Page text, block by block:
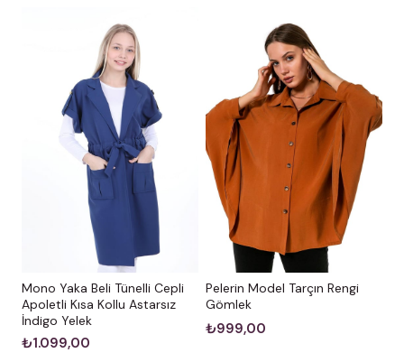
Mono Yaka Beli Tünelli Cepli
Apoletli Kısa Kollu Astarsız
İndigo Yelek
₺1.099,00
Pelerin Model Tarçın Rengi
Gömlek
₺999,00